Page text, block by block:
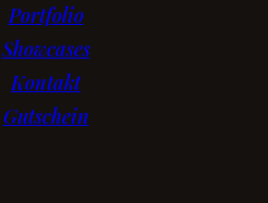
Portfolio
Showcases
Kontakt
Gutschein